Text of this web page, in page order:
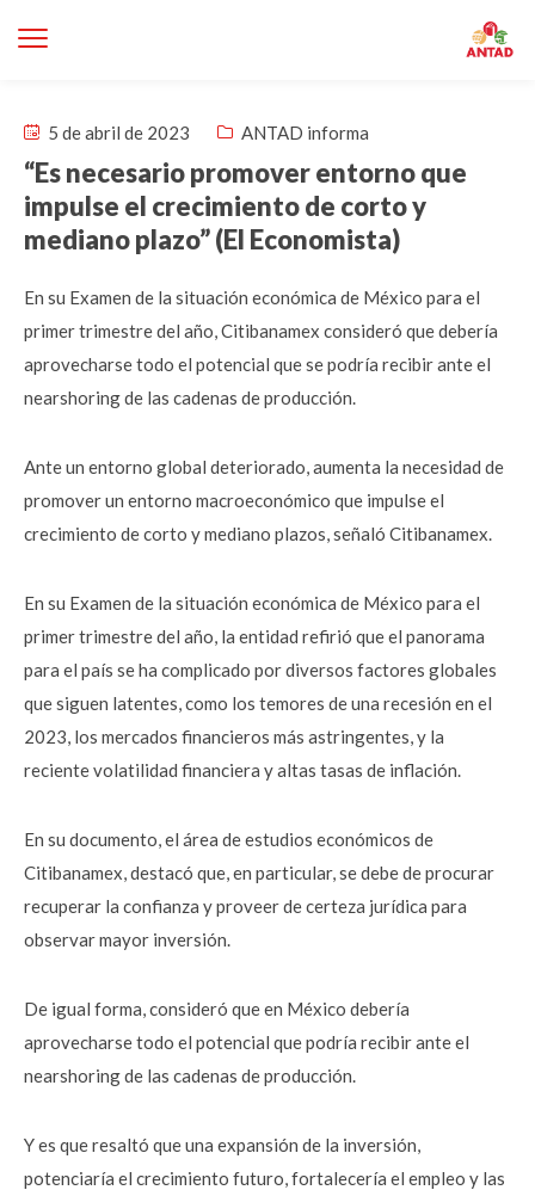
5 de abril de 2023 ANTAD informa
“Es necesario promover entorno que
impulse el crecimiento de corto y
mediano plazo” (El Economista)
En su Examen de la situación económica de México para el
primer trimestre del año, Citibanamex consideró que debería
aprovecharse todo el potencial que se podría recibir ante el
nearshoring de las cadenas de producción.
Ante un entorno global deteriorado, aumenta la necesidad de
promover un entorno macroeconómico que impulse el
crecimiento de corto y mediano plazos, señaló Citibanamex.
En su Examen de la situación económica de México para el
primer trimestre del año, la entidad refirió que el panorama
para el país se ha complicado por diversos factores globales
que siguen latentes, como los temores de una recesión en el
2023, los mercados financieros más astringentes, y la
reciente volatilidad financiera y altas tasas de inflación.
En su documento, el área de estudios económicos de
Citibanamex, destacó que, en particular, se debe de procurar
recuperar la confianza y proveer de certeza jurídica para
observar mayor inversión.
De igual forma, consideró que en México debería
aprovecharse todo el potencial que podría recibir ante el
nearshoring de las cadenas de producción.
Y es que resaltó que una expansión de la inversión,
potenciaría el crecimiento futuro, fortalecería el empleo y las